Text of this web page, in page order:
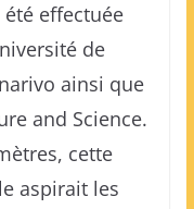
effectuée
de
ainsi que
and Science.
cette
aspirait les